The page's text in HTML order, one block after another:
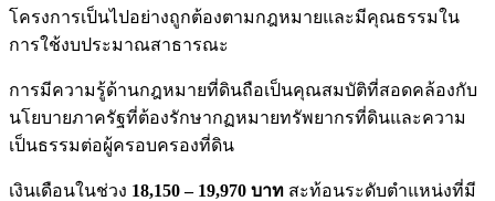
โครงการเป็นไปอย่างถูกต้องตามกฎหมายและมีคุณธรรมใน
การใช้งบประมาณสาธารณะ
การมีความรู้ด้านกฎหมายที่ดินถือเป็นคุณสมบัติที่สอดคล้องกับ
นโยบายภาครัฐที่ต้องรักษากฏหมายทรัพยากรที่ดินและความ
เป็นธรรมต่อผู้ครอบครองที่ดิน
เงินเดือนในช่วง 18,150 – 19,970 บาท สะท้อนระดับตำแหน่งที่มี